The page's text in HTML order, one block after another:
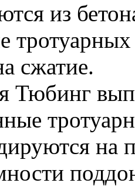
из
сжатие.
на